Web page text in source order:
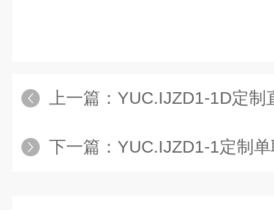
上一篇： YUC.IJZD1-1D定制
下一篇： YUC.IJZD1-1定制